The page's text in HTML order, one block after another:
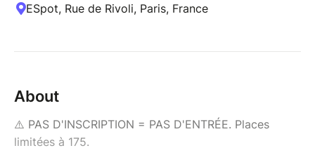
ESpot, Rue de Rivoli, Paris, France
About
⚠️ PAS D'INSCRIPTION = PAS D'ENTRÉE. Places
limitées à 175.